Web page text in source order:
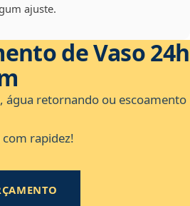
ajuste.
de Vaso 24h
água retornando ou escoamento
rapidez!